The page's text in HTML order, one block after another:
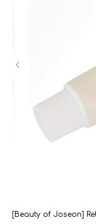
[Beauty of Joseon]